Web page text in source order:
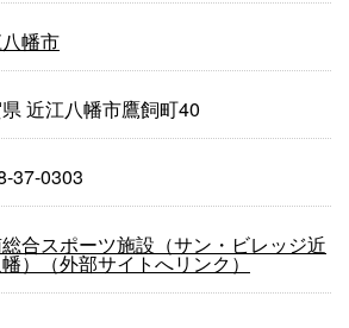
幡市
近江八幡市鷹飼町40
37-0303
合スポーツ施設（サン・ビレッジ近
）（外部サイトへリンク）